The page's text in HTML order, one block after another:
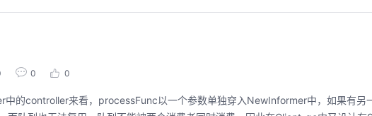
0 0
的controller来看，processFunc以一个参数单独穿入NewInformer中，如果有另